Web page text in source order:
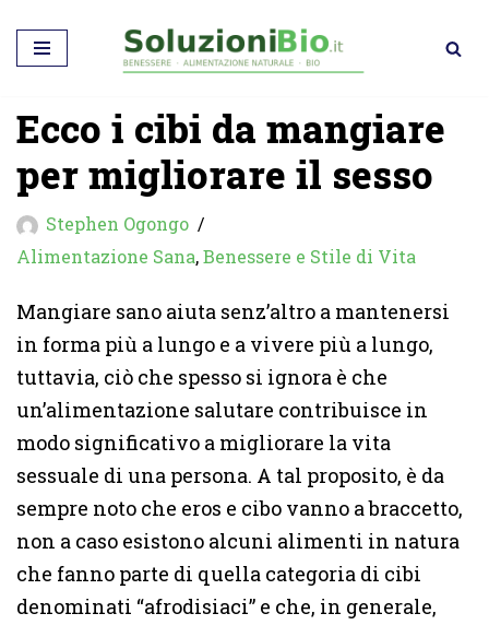
Vai
contenuto
Ecco i cibi da mangiare
per migliorare il sesso
Stephen Ogongo
Alimentazione Sana,Benessere e Stile di Vita
Mangiare sano aiuta senz’altro a mantenersi
in forma più a lungo e a vivere più a lungo,
tuttavia, ciò che spesso si ignora è che
un’alimentazione salutare contribuisce in
modo significativo a migliorare la vita
sessuale di una persona. A tal proposito, è da
sempre noto che eros e cibo vanno a braccetto,
non a caso esistono alcuni alimenti in natura
che fanno parte di quella categoria di cibi
denominati “afrodisiaci” e che, in generale,